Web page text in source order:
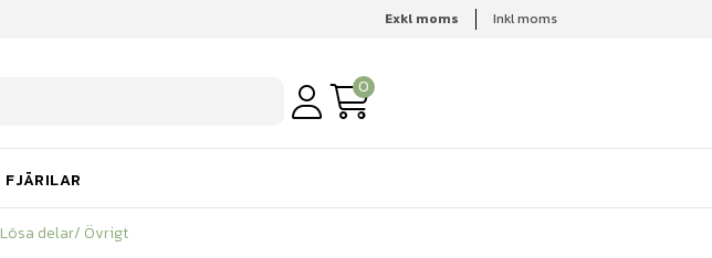
Exkl moms Inkl moms
0
FJÄRILAR
Lösa delar/ Övrigt